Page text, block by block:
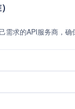
求的API服务商，确